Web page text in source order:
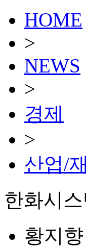
HOME
>
NEWS
>
경제
>
산업/
한화시
황지